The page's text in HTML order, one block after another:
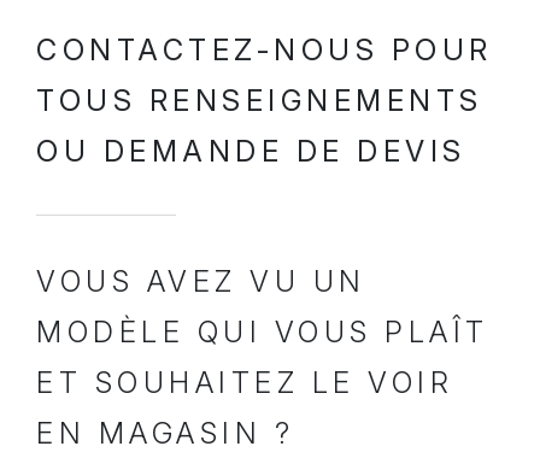
CONTACTEZ-NOUS POUR
TOUS RENSEIGNEMENTS
OU DEMANDE DE DEVIS
VOUS AVEZ VU UN
MODÈLE QUI VOUS PLAÎT
ET SOUHAITEZ LE VOIR
EN MAGASIN ?